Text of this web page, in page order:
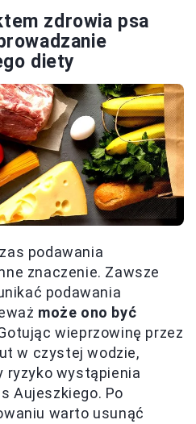
zdrowia psa
diety
podawania
znaczenie. Zawsze
podawania
może ono być
wieprzowinę przez
w czystej wodzie,
ryzyko wystąpienia
Aujeszkiego. Po
warto usunąć